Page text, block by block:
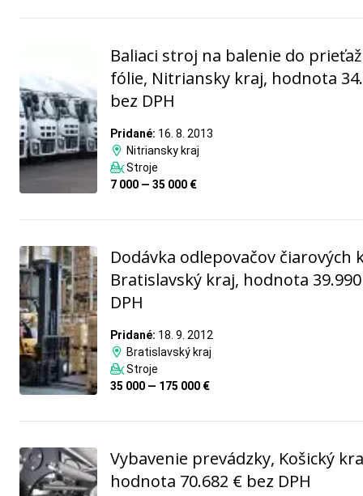
Baliaci stroj na balenie do
fólie, Nitriansky kraj, hodnota
bez DPH
Pridané: 16. 8. 2013
Nitriansky kraj
Stroje
7 000 — 35 000 €
Dodávka odlepovačov čiarových
Bratislavský kraj, hodnota
DPH
Pridané: 18. 9. 2012
Bratislavský kraj
Stroje
35 000 — 175 000 €
Vybavenie prevádzky, Košický
hodnota 70.682 € bez DPH